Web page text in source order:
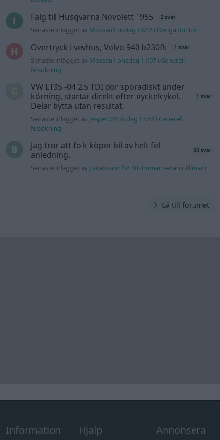
Fälg till Husqvarna Novolett 1955 2 svar
Senaste inlägget av Mossan1 tisdag 19:42 i Övriga fordon
Övertryck i vevhus, Volvo 940 b230fk 1 svar
Senaste inlägget av Mossan1 onsdag 11:07 i Generell
felsökning
VW LT35 -04 2.5 TDI dör sporadiskt under
körning, startar direkt efter nyckelcykel.
Delar bytta utan resultat.
1 svar
Senaste inlägget av Jesper328 tisdag 12:52 i Generell
felsökning
Jag tror att folk köper bil av helt fel
anledning.
33 svar
Senaste inlägget av Jokabsson för 18 timmar sedan iAllmänt
Gå till forumet
Tips och